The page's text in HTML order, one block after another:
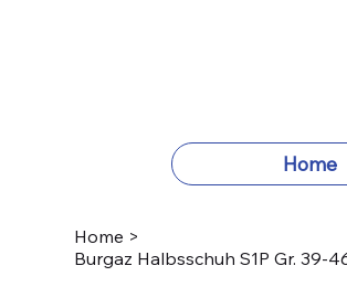
Home
Home >
Burgaz Halbsschuh S1P Gr. 39-